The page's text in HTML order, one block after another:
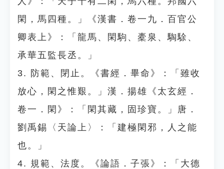
閑，馬四種。」《漢書．卷一九．百官公
卿表上》：「龍馬、閑駒、橐泉、騊駼、
承華五監長丞。」
3. 防範、閉止。《書經．畢命》：「雖收
放心，閑之惟艱。」漢．揚雄《太玄經．
卷一．閑》：「閑其藏，固珍寶。」唐．
劉禹錫〈天論上〉：「建極閑邪，人之能
也。」
4. 規範、法度。《論語．子張》：「大德